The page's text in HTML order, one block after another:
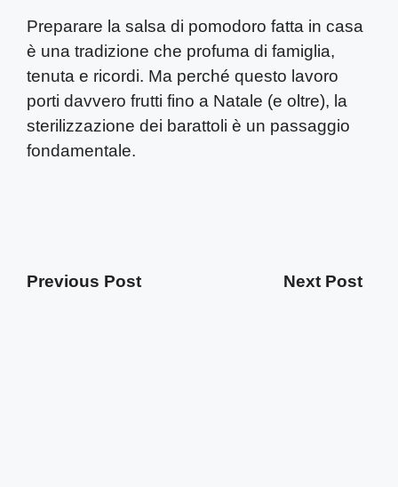
Preparare la salsa di pomodoro fatta in casa
è una tradizione che profuma di famiglia,
tenuta e ricordi. Ma perché questo lavoro
porti davvero frutti fino a Natale (e oltre), la
sterilizzazione dei barattoli è un passaggio
fondamentale.
Previous Post Next Post